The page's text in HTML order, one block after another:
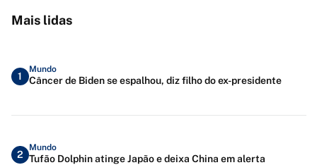
Mais lidas
1
Mundo
Câncer de Biden se espalhou, diz filho do ex-presidente
2
Mundo
Tufão Dolphin atinge Japão e deixa China em alerta